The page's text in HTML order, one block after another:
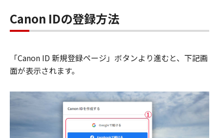
Canon IDの登録方法
「Canon ID 新規登録ページ」ボタンより進むと、下記画
面が表示されます。